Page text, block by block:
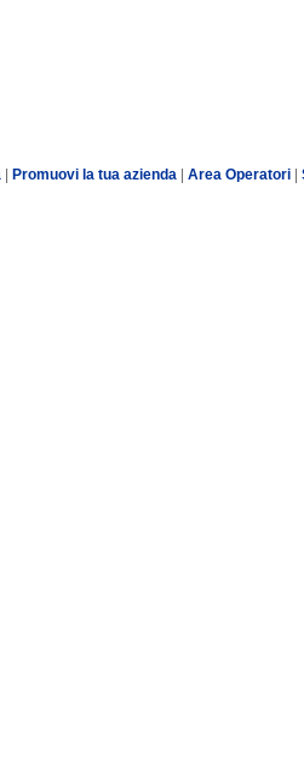
Promuovi la tua azienda Area Operatori